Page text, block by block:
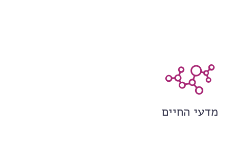
מדעי החיים